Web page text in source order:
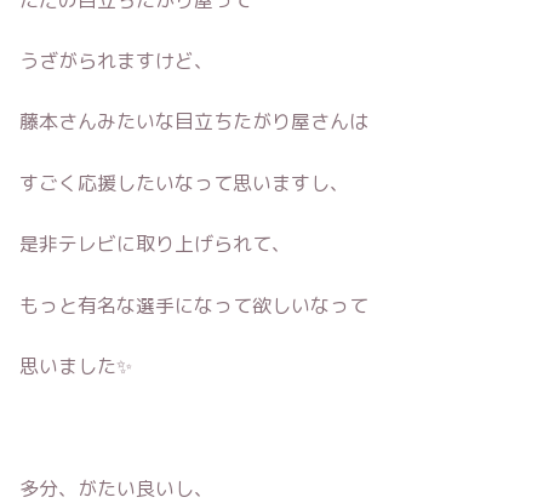
うざがられますけど、
藤本さんみたいな目立ちたがり屋さんは
すごく応援したいなって思いますし、
是非テレビに取り上げられて、
もっと有名な選手になって欲しいなって
思いました✨
多分、がたい良いし、